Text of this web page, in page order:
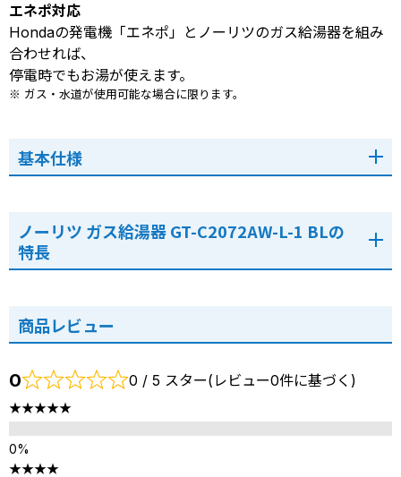
エネポ対応
Hondaの発電機「エネポ」とノーリツのガス給湯器を組み
合わせれば、
停電時でもお湯が使えます。
※ ガス・水道が使用可能な場合に限ります。
基本仕様
ノーリツ ガス給湯器 GT-C2072AW-L-1 BLの
特長
商品レビュー
0 0 / 5 スター(レビュー0件に基づく)
★★★★★
★★★★